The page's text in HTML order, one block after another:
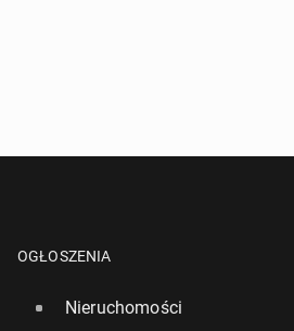
OGŁOSZENIA
Nieruchomości